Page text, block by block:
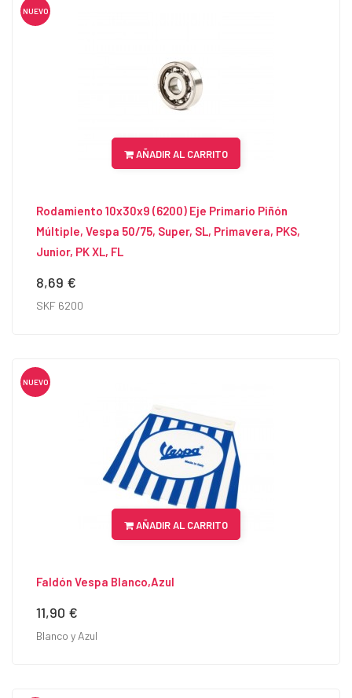
NUEVO
AÑADIR AL CARRITO
Rodamiento 10x30x9 (6200) Eje Primario Piñón
Múltiple, Vespa 50/75, Super, SL, Primavera, PKS,
Junior, PK XL, FL
Precio
8,69 €
SKF 6200
NUEVO
AÑADIR AL CARRITO
Faldón Vespa Blanco,azul
Precio
11,90 €
Blanco y Azul